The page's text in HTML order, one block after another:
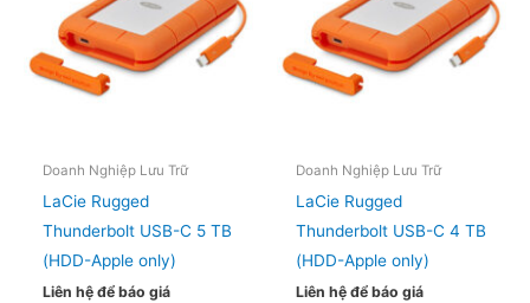
Doanh Nghiệp Lưu Trữ
LaCie Rugged
Thunderbolt USB-C 5 TB
(HDD-Apple only)
Liên hệ để báo giá
Doanh Nghiệp Lưu Trữ
LaCie Rugged
Thunderbolt USB-C 4 TB
(HDD-Apple only)
Liên hệ để báo giá